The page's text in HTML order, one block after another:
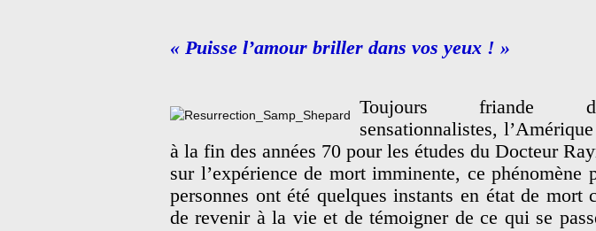
« Puisse l’amour briller dans vos yeux ! »
Toujours friande
sensationnalistes,
à la fin des années 70 pour les études du Docteur
sur l’expérience de mort imminente, ce phénomène
personnes ont été quelques instants en état de mort
de revenir à la vie et de témoigner de ce qui se